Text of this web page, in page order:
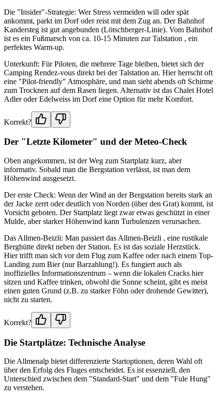
Die "Insider"-Strategie: Wer Stress vermeiden will oder spät
ankommt, parkt im Dorf oder reist mit dem Zug an. Der Bahnhof
Kandersteg ist gut angebunden (Lötschberger-Linie). Vom Bahnhof
ist es ein Fußmarsch von ca. 10-15 Minuten zur Talstation , ein
perfektes Warm-up.
Unterkunft: Für Piloten, die mehrere Tage bleiben, bietet sich der
Camping Rendez-vous direkt bei der Talstation an. Hier herrscht oft
eine "Pilot-friendly" Atmosphäre, und man sieht abends oft Schirme
zum Trocknen auf dem Rasen liegen. Alternativ ist das Chalet Hotel
Adler oder Edelweiss im Dorf eine Option für mehr Komfort.
Korrekt?
Der "Letzte Kilometer" und der Meteo-Check
Oben angekommen, ist der Weg zum Startplatz kurz, aber
informativ. Sobald man die Bergstation verlässt, ist man dem
Höhenwind ausgesetzt.
Der erste Check: Wenn der Wind an der Bergstation bereits stark an
der Jacke zerrt oder deutlich von Norden (über den Grat) kommt, ist
Vorsicht geboten. Der Startplatz liegt zwar etwas geschützt in einer
Mulde, aber starker Höhenwind kann Turbulenzen verursachen.
Das Allmen-Beizli: Man passiert das Allmen-Beizli , eine rustikale
Berghütte direkt neben der Station. Es ist das soziale Herzstück.
Hier trifft man sich vor dem Flug zum Kaffee oder nach einem Top-
Landing zum Bier (nur Barzahlung!). Es fungiert auch als
inoffizielles Informationszentrum – wenn die lokalen Cracks hier
sitzen und Kaffee trinken, obwohl die Sonne scheint, gibt es meist
einen guten Grund (z.B. zu starker Föhn oder drohende Gewitter),
nicht zu starten.
Korrekt?
Die Startplätze: Technische Analyse
Die Allmenalp bietet differenzierte Startoptionen, deren Wahl oft
über den Erfolg des Fluges entscheidet. Es ist essenziell, den
Unterschied zwischen dem "Standard-Start" und dem "Fule Hung"
zu verstehen.